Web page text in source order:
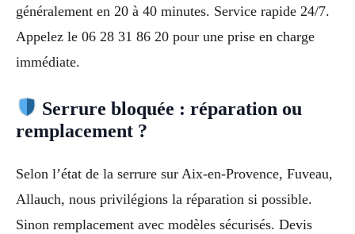
généralement en 20 à 40 minutes. Service rapide 24/7.
Appelez le 06 28 31 86 20 pour une prise en charge
immédiate.
Serrure bloquée : réparation ou
remplacement ?
Selon l’état de la serrure sur Aix-en-Provence, Fuveau,
Allauch, nous privilégions la réparation si possible.
Sinon remplacement avec modèles sécurisés. Devis